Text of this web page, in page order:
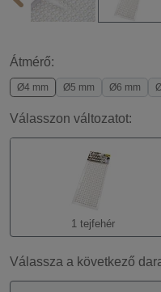
Átmérő:
Ø4 mm Ø5 mm Ø6 mm
Válasszon változatot:
1 tejfehér
Válassza a következő